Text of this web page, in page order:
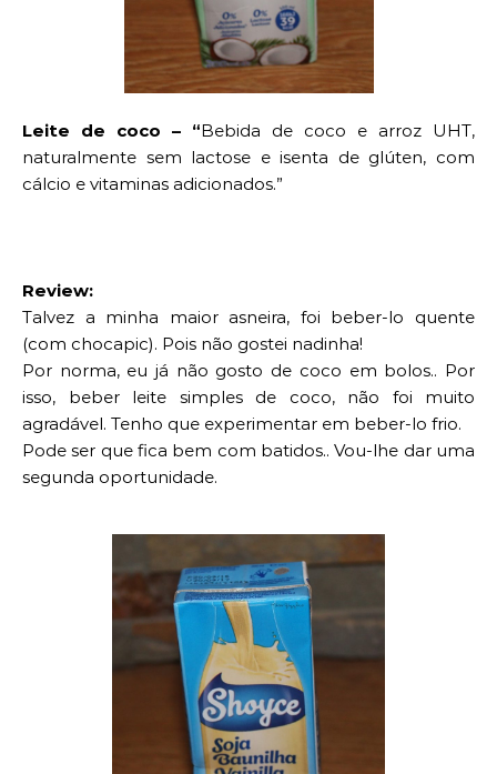
Leite de coco – “Bebida de coco e arroz UHT,
naturalmente sem lactose e isenta de glúten, com
cálcio e vitaminas adicionados.”
Review:
Talvez a minha maior asneira, foi beber-lo quente
(com chocapic). Pois não gostei nadinha!
Por norma, eu já não gosto de coco em bolos.. Por
isso, beber leite simples de coco, não foi muito
agradável. Tenho que experimentar em beber-lo frio.
Pode ser que fica bem com batidos.. Vou-lhe dar uma
segunda oportunidade.